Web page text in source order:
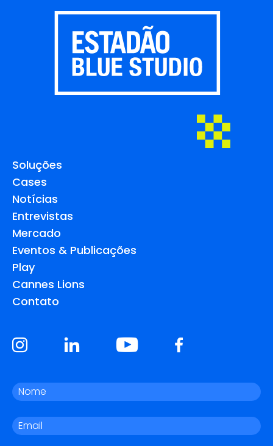
Soluções
Cases
Notícias
Entrevistas
Mercado
Eventos & Publicações
Play
Cannes Lions
Contato